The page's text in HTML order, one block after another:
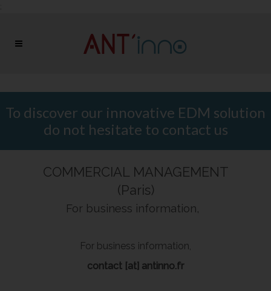
;
To discover our innovative EDM solution
do not hesitate to contact us
COMMERCIAL MANAGEMENT
(Paris)
For business information,
For business information,
contact [at] antinno.fr